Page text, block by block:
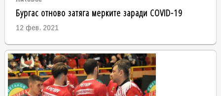
Бургас отново затяга мерките заради COVID-19
12 фев. 2021